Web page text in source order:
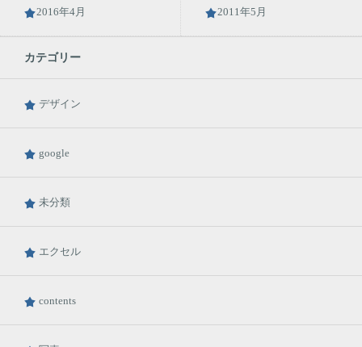
2016年4月 2011年5月
カテゴリー
デザイン
google
未分類
エクセル
contents